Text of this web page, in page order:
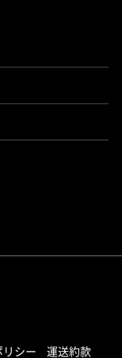
シー 運送約款